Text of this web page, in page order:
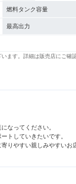
燃料タンク容量
最高出力
ます。詳細は販売店にご確認
なってください。
トしていきたいです。
りやすい親しみやすい